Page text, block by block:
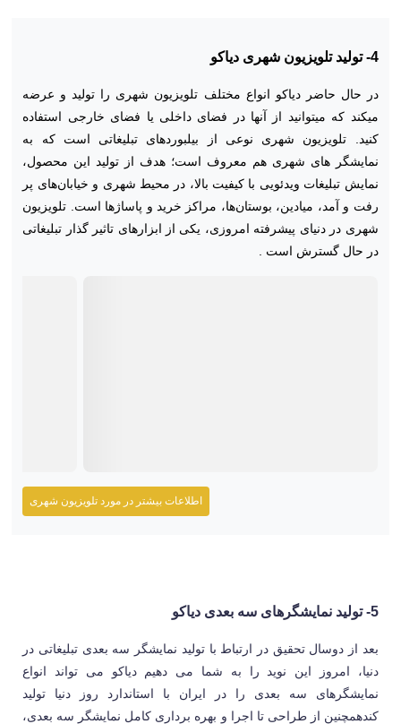
4- تولید تلویزیون شهری دیاکو
در حال حاضر دیاکو انواع مختلف تلویزیون شهری را تولید و عرضه
میکند که میتوانید از آنها در فضای داخلی یا فضای خارجی استفاده
کنید. تلویزیون شهری نوعی از بیلبوردهای تبلیغاتی است که به
نمایشگر های شهری هم معروف است؛ هدف از تولید این محصول،
نمایش تبلیغات ویدئویی با کیفیت بالا، در محیط شهری و خیابان‌های پر
رفت و آمد، میادین، بوستان‌ها، مراکز خرید و پاساژها است. تلویزیون
شهری در دنیای پیشرفته امروزی، یکی از ابزارهای تاثیر گذار تبلیغاتی
در حال گسترش است .
اطلاعات بیشتر در مورد تلویزیون شهری
5- تولید نمایشگرهای سه بعدی دیاکو
بعد از دوسال تحقیق در ارتباط با تولید نمایشگر سه بعدی تبلیغاتی در
دنیا، امروز این نوید را به شما می دهیم دیاکو می تواند انواع
نمایشگرهای سه بعدی را در ایران با استاندارد روز دنیا تولید
کندهمچنین از طراحی تا اجرا و بهره برداری کامل نمایشگر سه بعدی،